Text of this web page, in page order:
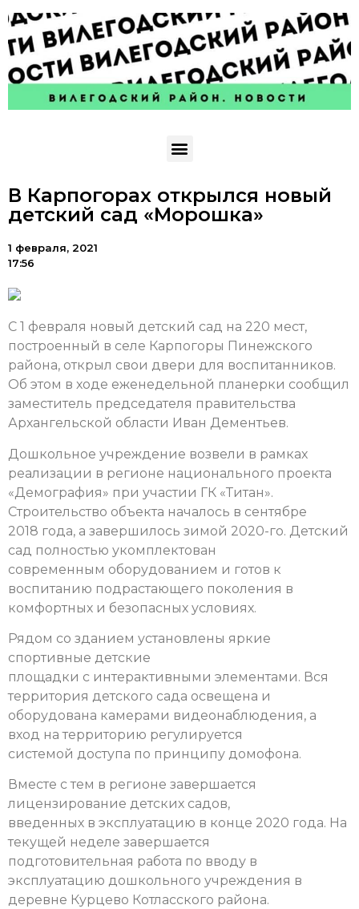
В Карпогорах открылся новый
детский сад «Морошка»
1 февраля, 2021
17:56
С 1 февраля новый детский сад на 220 мест,
построенный в селе Карпогоры Пинежского
района, открыл свои двери для воспитанников.
Об этом в ходе еженедельной планерки сообщил
заместитель председателя правительства
Архангельской области Иван Дементьев.
Дошкольное учреждение возвели в рамках
реализации в регионе национального проекта
«Демография» при участии ГК «Титан».
Строительство объекта началось в сентябре
2018 года, а завершилось зимой 2020-го. Детский
сад полностью укомплектован
современным оборудованием и готов к
воспитанию подрастающего поколения в
комфортных и безопасных условиях.
Рядом со зданием установлены яркие
спортивные детские
площадки с интерактивными элементами. Вся
территория детского сада освещена и
оборудована камерами видеонаблюдения, а
вход на территорию регулируется
системой доступа по принципу домофона.
Вместе с тем в регионе завершается
лицензирование детских садов,
введенных в эксплуатацию в конце 2020 года. На
текущей неделе завершается
подготовительная работа по вводу в
эксплуатацию дошкольного учреждения в
деревне Курцево Котласского района.